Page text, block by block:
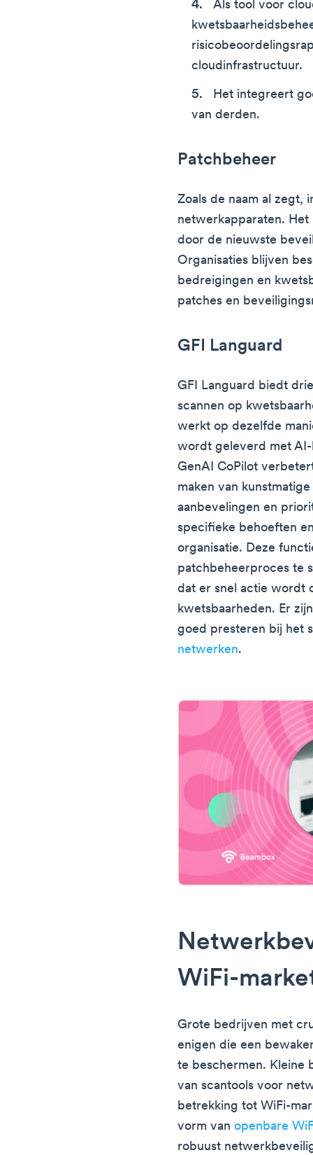
Als tool voor
cloudinfrastructuur.
Het integreert
van derden.
Patchbeheer
Zoals de naam al zegt,
netwerkapparaten.
door de nieuwste
Organisaties blijven
bedreigingen en
patches en
GFI Languard
GFI Languard biedt
scannen op
werkt op dezelfde
wordt geleverd met
GenAI CoPilot
maken van
aanbevelingen en
specifieke behoeften
organisatie. Deze
patchbeheerproces te
dat er snel actie wordt
kwetsbaarheden. Er
goed presteren bij het
netwerken.
WiFi-
Grote bedrijven met
enigen die een
te beschermen. Kleine
van scantools voor
betrekking tot WiFi-
vorm vanopenbare
robuust